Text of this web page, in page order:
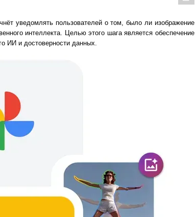
уведомлять пользователей о том, было ли изображение
интеллекта. Целью этого шага является обеспечение
ИИ и достоверности данных.